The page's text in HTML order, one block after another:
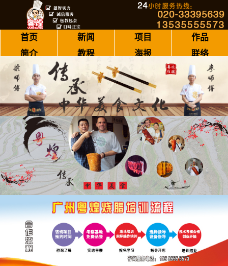
首页 新闻 项目
作品
简介
教程 海报 联络